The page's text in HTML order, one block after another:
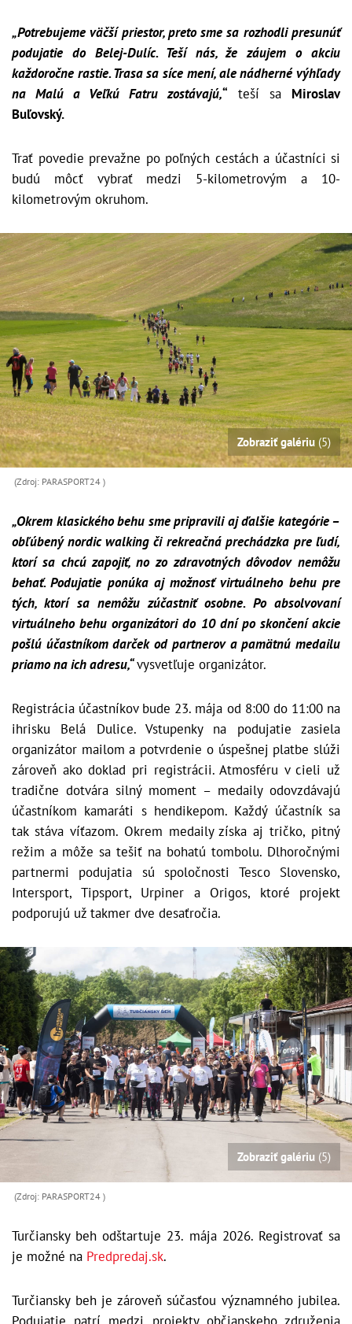
„Potrebujeme väčší priestor, preto sme sa rozhodli presunúť
podujatie do Belej-Dulíc. Teší nás, že záujem o akciu
každoročne rastie. Trasa sa síce mení, ale nádherné výhľady
na Malú a Veľkú Fatru zostávajú,“ teší sa Miroslav
Buľovský.
Trať povedie prevažne po poľných cestách a účastníci si
budú môcť vybrať medzi 5-kilometrovým a 10-
kilometrovým okruhom.
Zobraziť galériu (5)
(Zdroj: PARASPORT24 )
„Okrem klasického behu sme pripravili aj ďalšie kategórie –
obľúbený nordic walking či rekreačná prechádzka pre ľudí,
ktorí sa chcú zapojiť, no zo zdravotných dôvodov nemôžu
behať. Podujatie ponúka aj možnosť virtuálneho behu pre
tých, ktorí sa nemôžu zúčastniť osobne. Po absolvovaní
virtuálneho behu organizátori do 10 dní po skončení akcie
pošlú účastníkom darček od partnerov a pamätnú medailu
priamo na ich adresu,“vysvetľuje organizátor.
Registrácia účastníkov bude 23. mája od 8:00 do 11:00 na
ihrisku Belá Dulice. Vstupenky na podujatie zasiela
organizátor mailom a potvrdenie o úspešnej platbe slúži
zároveň ako doklad pri registrácii. Atmosféru v cieli už
tradične dotvára silný moment – medaily odovzdávajú
účastníkom kamaráti s hendikepom. Každý účastník sa
tak stáva víťazom. Okrem medaily získa aj tričko, pitný
režim a môže sa tešiť na bohatú tombolu. Dlhoročnými
partnermi podujatia sú spoločnosti Tesco Slovensko,
Intersport, Tipsport, Urpiner a Origos, ktoré projekt
podporujú už takmer dve desaťročia.
Zobraziť galériu (5)
(Zdroj: PARASPORT24 )
Turčiansky beh odštartuje 23. mája 2026. Registrovať sa
je možné na Predpredaj.sk.
Turčiansky beh je zároveň súčasťou významného jubilea.